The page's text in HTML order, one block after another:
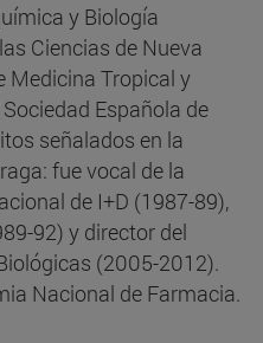
y Biología
Ciencias de Nueva
Medicina Tropical y
Española de
señalados en la
fue vocal de la
de I+D (1987-89),
92) y director del
(2005-2012).
Nacional de Farmacia.